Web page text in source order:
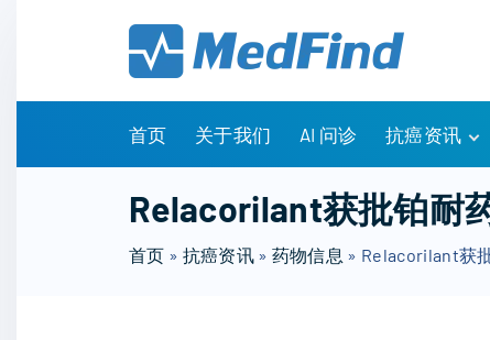
首页 关于我们 AI 问诊 抗癌资讯
有问有答
诊疗指南
药物信息
Relacorilant获批铂耐
首页 » 抗癌资讯» 药物信息 » Relacorilant获